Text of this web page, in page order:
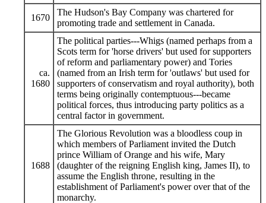
1670
The Hudson's Bay Company was chartered for
promoting trade and settlement in Canada.
ca.
1680
The political parties---Whigs (named perhaps from a
Scots term for 'horse drivers' but used for supporters
of reform and parliamentary power) and Tories
(named from an Irish term for 'outlaws' but used for
supporters of conservatism and royal authority), both
terms being originally contemptuous---became
political forces, thus introducing party politics as a
central factor in government.
1688
The Glorious Revolution was a bloodless coup in
which members of Parliament invited the Dutch
prince William of Orange and his wife, Mary
(daughter of the reigning English king, James II), to
assume the English throne, resulting in the
establishment of Parliament's power over that of the
monarchy.